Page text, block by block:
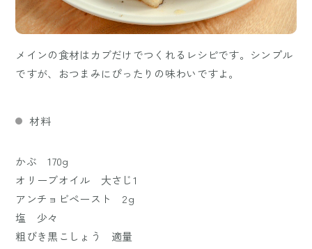
メインの食材はカブだけでつくれるレシピです。シンプル
ですが、おつまみにぴったりの味わいですよ。
材料
かぶ 170g
オリーブオイル 大さじ1
アンチョビペースト 2g
塩 少々
粗びき黒こしょう 適量